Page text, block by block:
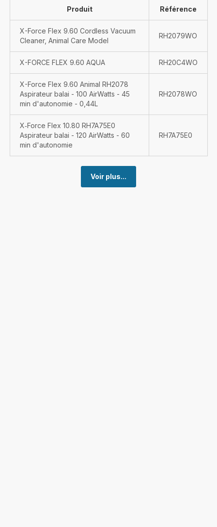
Produit Référence
X-Force Flex 9.60 Cordless Vacuum
Cleaner, Animal Care Model
RH2079WO
X-FORCE FLEX 9.60 AQUA RH20C4WO
X-Force Flex 9.60 Animal RH2078
Aspirateur balai - 100 AirWatts - 45
min d'autonomie - 0,44L
RH2078WO
X‑Force Flex 10.80 RH7A75E0
Aspirateur balai - 120 AirWatts - 60
min d'autonomie
RH7A75E0
Voir plus...